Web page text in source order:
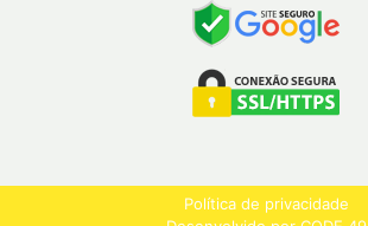
Política de privacidade